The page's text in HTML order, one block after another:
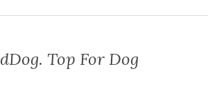
Top For Dog